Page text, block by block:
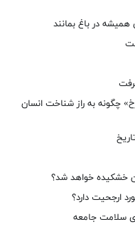
در باغ بمانند
چگونه به راز شناخت انسان
خشکیده خواهد شد؟
ارجحیت دارد؟
سلامت جامعه